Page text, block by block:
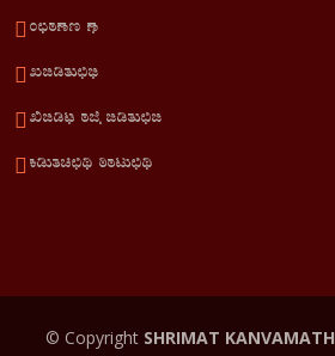
About us
Services
Terms of service
Privacy policy
© Copyright SHRIMAT KANVAMATH